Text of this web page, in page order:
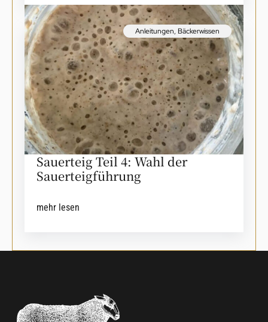
Anleitungen, Bäckerwissen
Sauerteig Teil 4: Wahl der
Sauerteigführung
mehr lesen